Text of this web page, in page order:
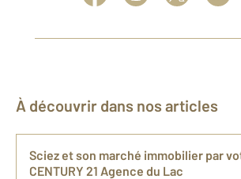
À découvrir dans nos articles
Sciez et son marché immobilier par
CENTURY 21 Agence du Lac